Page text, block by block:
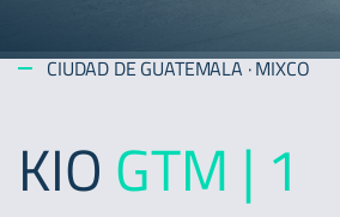
CIUDAD DE GUATEMALA · MIXCO
KIO GTM | 1